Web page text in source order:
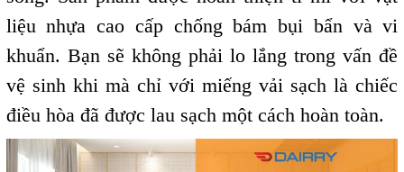
liệu nhựa cao cấp chống bám bụi bẩn và vi
khuẩn. Bạn sẽ không phải lo lắng trong vấn đề
vệ sinh khi mà chỉ với miếng vải sạch là chiếc
điều hòa đã được lau sạch một cách hoàn toàn.